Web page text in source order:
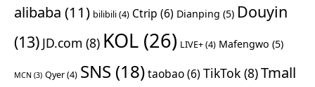
alibaba (11) bilibili(4) Ctrip (6) Dianping (5) Douyin
(13) JD.com (8) KOL (26) LIVE+(4) Mafengwo (5)
MCN (3) Qyer(4) SNS (18)taobao(6) TikTok (8)Tmall